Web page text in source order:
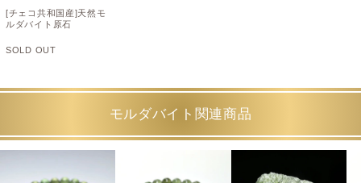
[チェコ共和国産]天然モ
ルダバイト原石
SOLD OUT
モルダバイト関連商品